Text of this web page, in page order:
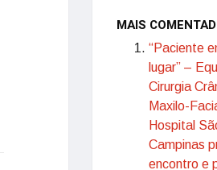
MAIS
“Paciente
lugar” –
Cirurgia
Maxilo-
Hospital
Campinas
encontro e